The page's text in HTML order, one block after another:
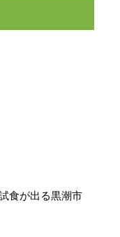
食が出る黒潮市